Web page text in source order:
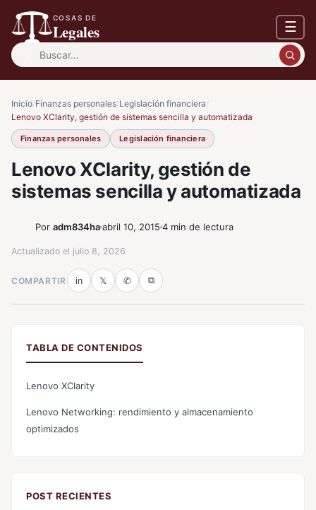
COSAS DE
Legales ☰
Buscar:
Inicio/Finanzas personales/Legislación financiera/
Lenovo XClarity, gestión de sistemas sencilla y automatizada
Finanzas personales Legislación financiera
Lenovo XClarity, gestión de
sistemas sencilla y automatizada
Por adm834haabril 10, 2015 4 min de lectura
Actualizado el julio 8, 2026
COMPARTIR in 𝕏 ✆ ⧉
TABLA DE CONTENIDOS
Lenovo XClarity
Lenovo Networking: rendimiento y almacenamiento
optimizados
POST RECIENTES